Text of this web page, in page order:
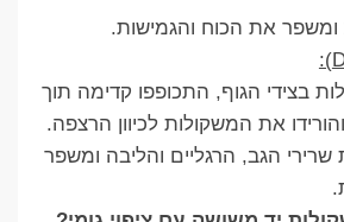
ומשפר את הכוח והגמישות.
בצידי הגוף, התכופפו קדימה תוך
את המשקולות לכיוון הרצפה.
הגב, הרגליים והליבה ומשפר